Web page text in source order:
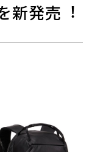
新発売︕